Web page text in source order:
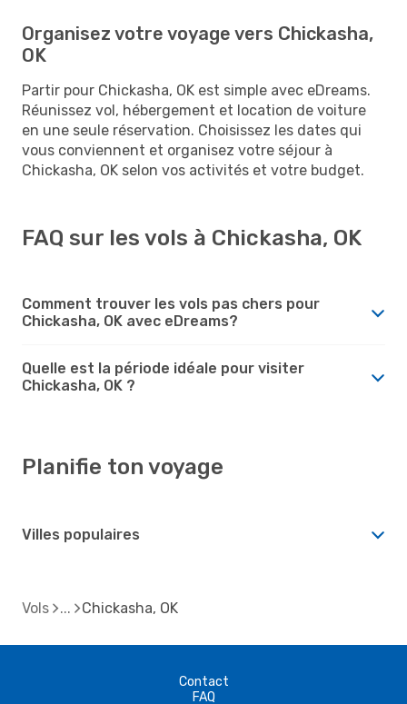
Organisez votre voyage vers Chickasha,
OK
Partir pour Chickasha, OK est simple avec eDreams.
Réunissez vol, hébergement et location de voiture
en une seule réservation. Choisissez les dates qui
vous conviennent et organisez votre séjour à
Chickasha, OK selon vos activités et votre budget.
FAQ sur les vols à Chickasha, OK
Comment trouver les vols pas chers pour
Chickasha, OK avec eDreams?
Quelle est la période idéale pour visiter
Chickasha, OK ?
Planifie ton voyage
Villes populaires
Vols Chickasha, OK
Contact
FAQ